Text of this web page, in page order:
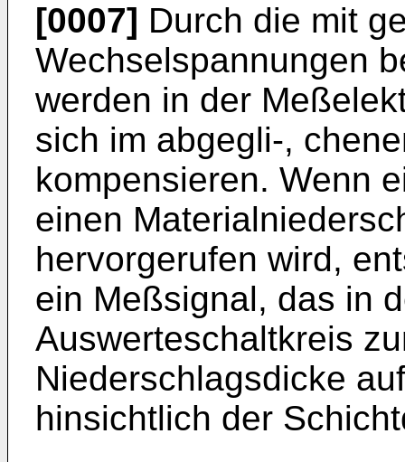
[0007] Durch die mit
Wechselspannungen
werden in der
sich im abgegli-,
kompensieren. Wenn
einen
hervorgerufen wird,
ein Meßsignal, das in
Auswerteschaltkreis
Niederschlagsdicke
hinsichtlich der